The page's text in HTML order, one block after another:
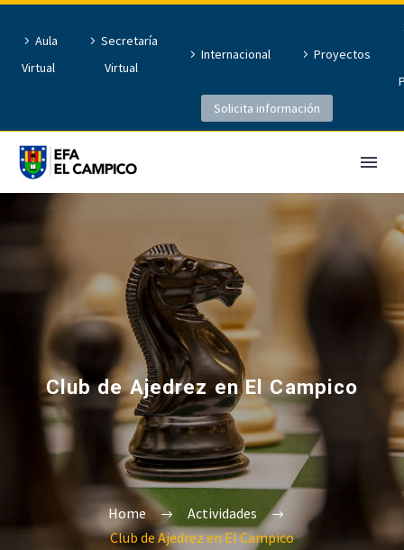
Aula
Virtual
Secretaría
Virtual
Internacional
Proyectos
Solicita información
Club de Ajedrez en El Campico
Home
Actividades
Club de Ajedrez en El Campico